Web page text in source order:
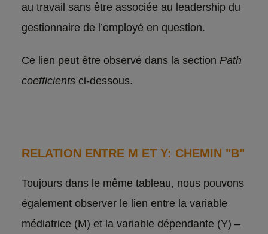
au travail sans être associée au leadership du
gestionnaire de l’employé en question.
Ce lien peut être observé dans la section Path
coefficientsci-dessous.
RELATION ENTRE M ET Y: CHEMIN "B"
Toujours dans le même tableau, nous pouvons
également observer le lien entre la variable
médiatrice (M) et la variable dépendante (Y) –